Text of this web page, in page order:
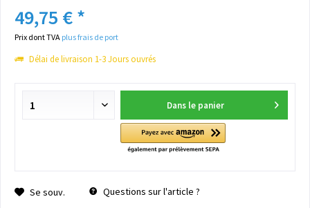
49,75 € *
Prix dont TVA plus frais de port
Délai de livraison 1-3 Jours ouvrés
Dans le panier
Se souv. Questions sur l'article ?